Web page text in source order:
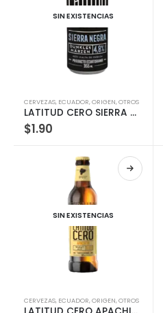
SIN EXISTENCIAS
CERVEZAS, ECUADOR,ORIGEN,OTROS
LATITUD CERO SIERRA NEGRA LATA 355ML
$1.90
SIN EXISTENCIAS
CERVEZAS, ECUADOR,ORIGEN,OTROS